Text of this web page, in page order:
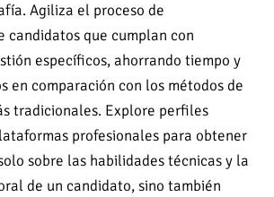
Agiliza el proceso de
candidatos que cumplan con
específicos, ahorrando tiempo y
en comparación con los métodos de
tradicionales. Explore perfiles
profesionales para obtener
sobre las habilidades técnicas y la
de un candidato, sino también